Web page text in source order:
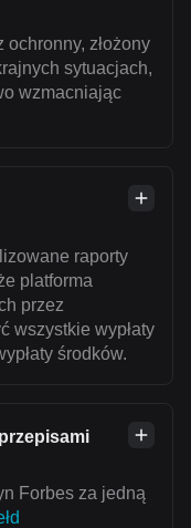
złożony
sytuacjach,
wzmacniając
raporty
platforma
przez
wszystkie wypłaty
środków.
Forbes za jedną